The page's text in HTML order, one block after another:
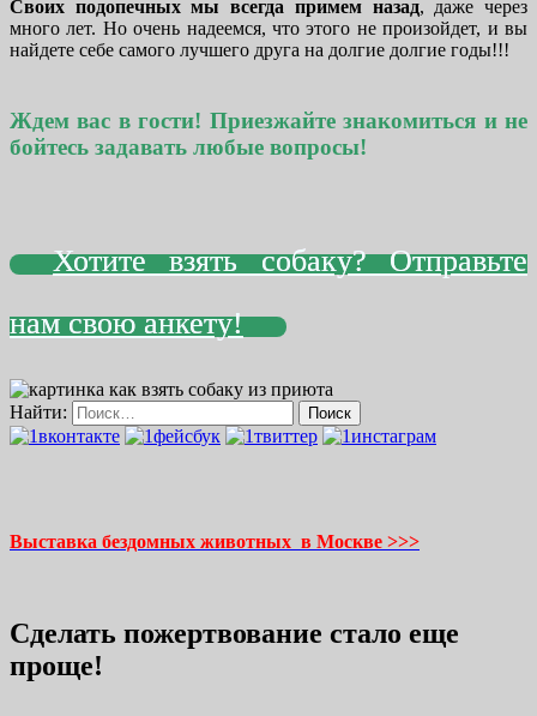
Своих подопечных мы всегда примем назад, даже через
много лет. Но очень надеемся, что этого не произойдет, и вы
найдете себе самого лучшего друга на долгие долгие годы!!!
Ждем вас в гости! Приезжайте знакомиться и не
бойтесь задавать любые вопросы!
Хотите взять собаку? Отправьте
нам свою анкету!
Найти:
Выставка бездомных животных в Москве >>>
Сделать пожертвование стало еще
проще!